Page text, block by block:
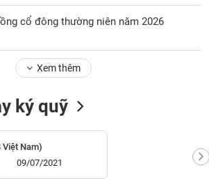
cổ đông thường niên năm 2026
Xem thêm
ký quỹ
Việt Nam)
09/07/2021